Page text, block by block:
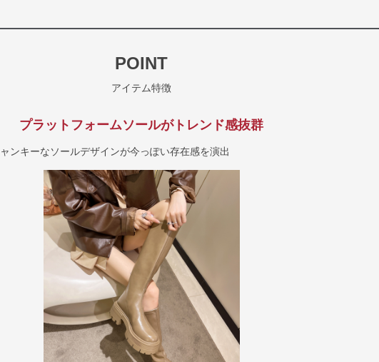
POINT
アイテム特徴
プラットフォームソールがトレンド感抜群
ンキーなソールデザインが今っぽい存在感を演出